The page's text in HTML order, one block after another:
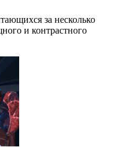
за несколько
и контрастного